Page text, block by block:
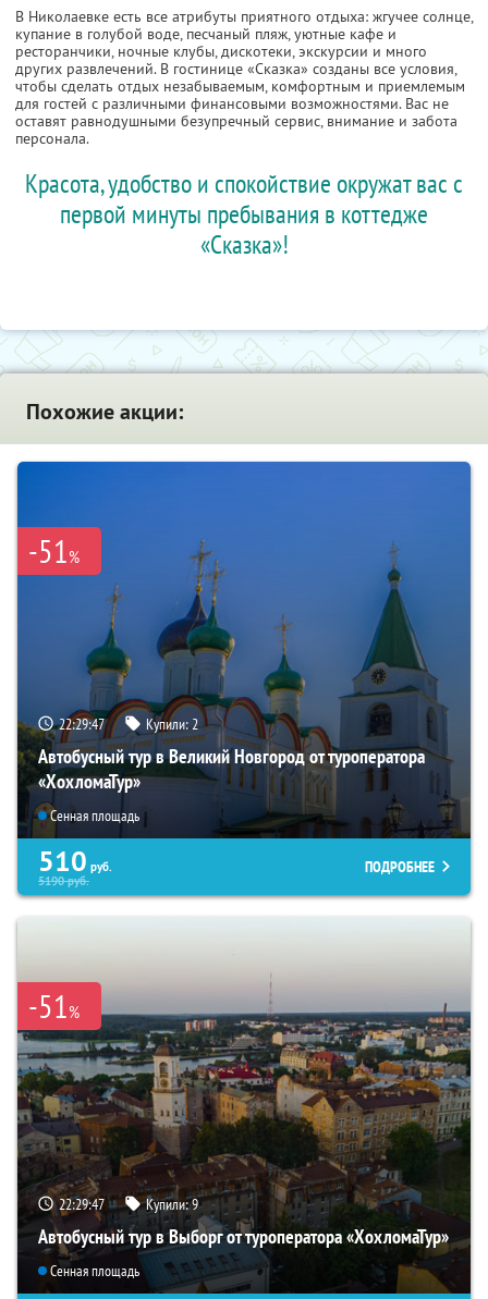
В Николаевке есть все атрибуты приятного отдыха: жгучее солнце,
купание в голубой воде, песчаный пляж, уютные кафе и
ресторанчики, ночные клубы, дискотеки, экскурсии и много
других развлечений. В гостинице «Сказка» созданы все условия,
чтобы сделать отдых незабываемым, комфортным и приемлемым
для гостей с различными финансовыми возможностями. Вас не
оставят равнодушными безупречный сервис, внимание и забота
персонала.
Красота, удобство и спокойствие окружат вас с
первой минуты пребывания в коттедже
«Сказка»!
Похожие акции:
-51%
22:29:45 Купили:2
Автобусный тур в Великий Новгород от туроператора
«ХохломаТур»
Сенная площадь
510 руб.
5190руб.
ПОДРОБНЕЕ
-51%
22:29:45 Купили:9
Автобусный тур в Выборг от туроператора «ХохломаТур»
Сенная площадь